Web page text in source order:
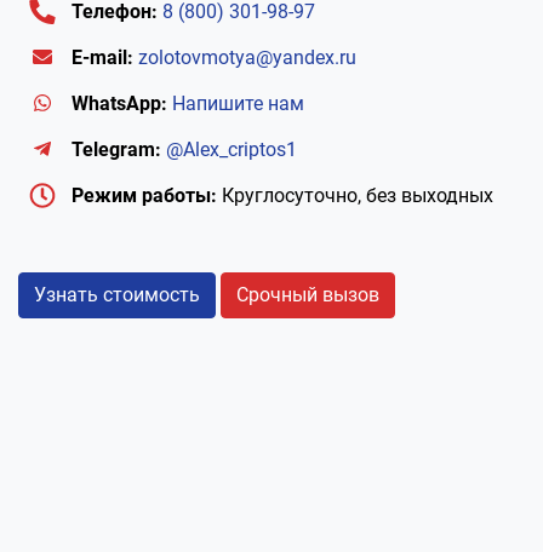
Телефон: 8 (800) 301-98-97
E-mail: zolotovmotya@yandex.ru
WhatsApp: Напишите нам
Telegram: @Alex_criptos1
Режим работы: Круглосуточно, без выходных
Узнать стоимость Срочный вызов